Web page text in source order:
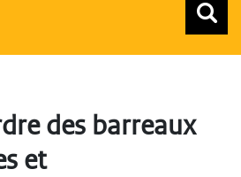
des barreaux
et